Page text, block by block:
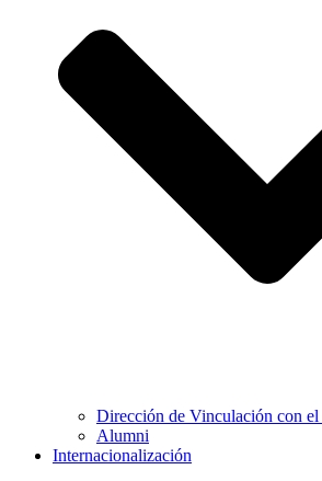
Dirección de Vinculación con
Alumni
Internacionalización